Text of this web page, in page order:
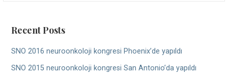
Recent Posts
SNO 2016 neuroonkoloji kongresi Phoenix’de yapıldı
SNO 2015 neuroonkoloji kongresi San Antonio’da yapıldı